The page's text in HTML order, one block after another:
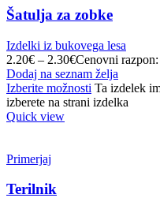
Šatulja za zobke
Izdelki iz bukovega lesa
2.20€ – 2.30€Cenovni
Dodaj na seznam želja
Izberite možnosti Ta izdelek
izberete na strani izdelka
Quick view
Primerjaj
Terilnik